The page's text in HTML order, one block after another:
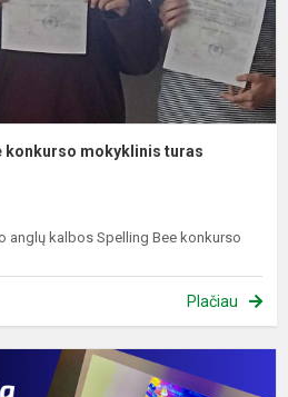
konkurso mokyklinis turas
anglų kalbos Spelling Bee konkurso
Plačiau